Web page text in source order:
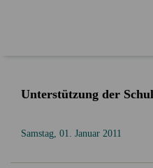
Unterstützung der
Samstag, 01. Januar 2011